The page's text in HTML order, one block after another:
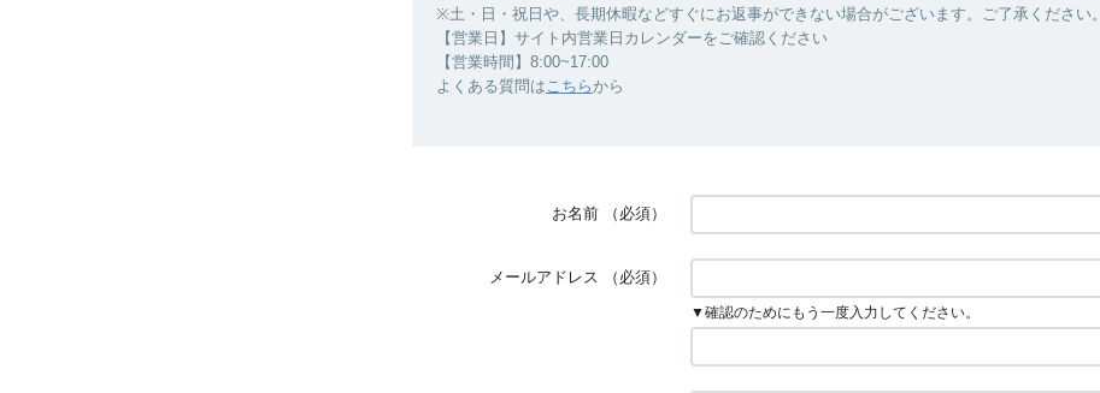
※土・日・祝日や、長期休暇などすぐにお返事ができない場合がございます。ご了承ください。
【営業日】サイト内営業日カレンダーをご確認ください
【営業時間】8:00~17:00
よくある質問はこちらから
お名前 （必須）
メールアドレス （必須）
▼確認のためにもう一度入力してください。